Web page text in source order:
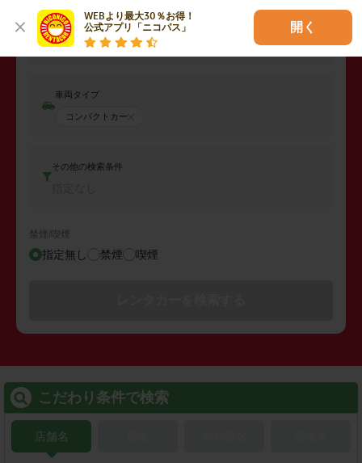
WEBより最大30％お得！
公式アプリ「ニコパス」
開く
返却日時
2026年08月11日 (火)
車両タイプ
コンパクトカー
その他の検索条件
禁煙/喫煙
指定無し 禁煙 喫煙
こだわり条件で検索
店舗名